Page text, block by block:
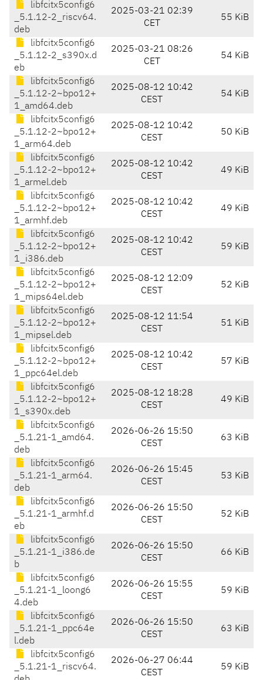
libfcitx5config6
_5.1.12-2_riscv64.
deb
2025-03-21 02:39
CET
55 KiB
libfcitx5config6
_5.1.12-2_s390x.d
eb
2025-03-21 08:26
CET
54 KiB
libfcitx5config6
_5.1.12-2~bpo12+
1_amd64.deb
2025-08-12 10:42
CEST
54 KiB
libfcitx5config6
_5.1.12-2~bpo12+
1_arm64.deb
2025-08-12 10:42
CEST
50 KiB
libfcitx5config6
_5.1.12-2~bpo12+
1_armel.deb
2025-08-12 10:42
CEST
49 KiB
libfcitx5config6
_5.1.12-2~bpo12+
1_armhf.deb
2025-08-12 10:42
CEST
49 KiB
libfcitx5config6
_5.1.12-2~bpo12+
1_i386.deb
2025-08-12 10:42
CEST
59 KiB
libfcitx5config6
_5.1.12-2~bpo12+
1_mips64el.deb
2025-08-12 12:09
CEST
52 KiB
libfcitx5config6
_5.1.12-2~bpo12+
1_mipsel.deb
2025-08-12 11:54
CEST
51 KiB
libfcitx5config6
_5.1.12-2~bpo12+
1_ppc64el.deb
2025-08-12 10:42
CEST
57 KiB
libfcitx5config6
_5.1.12-2~bpo12+
1_s390x.deb
2025-08-12 18:28
CEST
49 KiB
libfcitx5config6
_5.1.21-1_amd64.
deb
2026-06-26 15:50
CEST
63 KiB
libfcitx5config6
_5.1.21-1_arm64.
deb
2026-06-26 15:45
CEST
53 KiB
libfcitx5config6
_5.1.21-1_armhf.d
eb
2026-06-26 15:50
CEST
52 KiB
libfcitx5config6
_5.1.21-1_i386.de
b
2026-06-26 15:50
CEST
66 KiB
libfcitx5config6
_5.1.21-1_loong6
4.deb
2026-06-26 15:55
CEST
59 KiB
libfcitx5config6
_5.1.21-1_ppc64e
l.deb
2026-06-26 15:50
CEST
63 KiB
libfcitx5config6
_5.1.21-1_riscv64.
2026-06-27 06:44
CEST
59 KiB